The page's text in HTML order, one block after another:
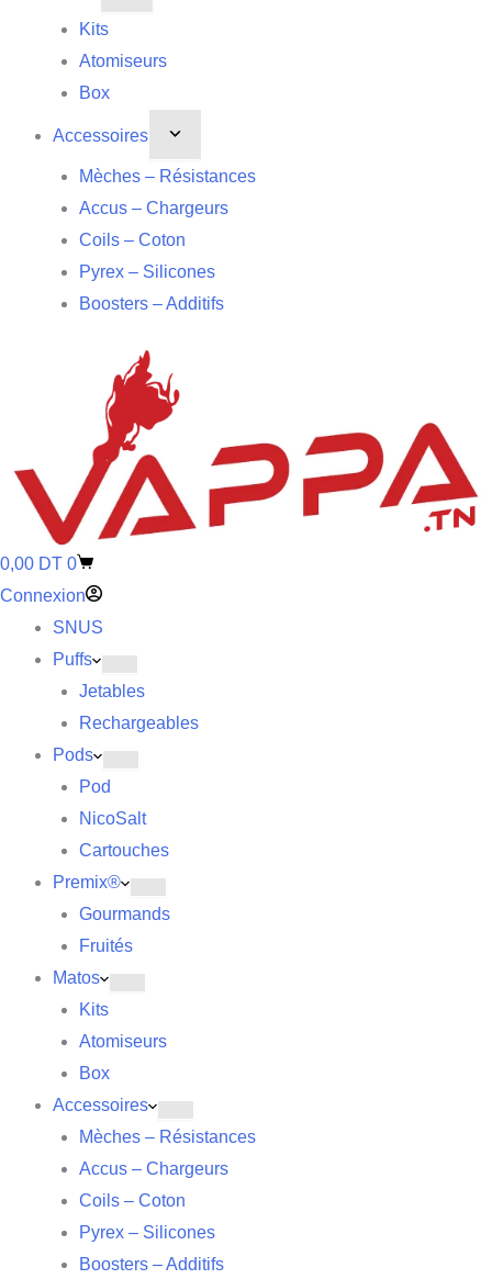
Kits
Atomiseurs
Box
Accessoires
Mèches – Résistances
Accus – Chargeurs
Coils – Coton
Pyrex – Silicones
Boosters – Additifs
0,00 DT 0
Connexion
SNUS
Puffs
Jetables
Rechargeables
Pods
Pod
NicoSalt
Cartouches
Premix®
Gourmands
Fruités
Matos
Kits
Atomiseurs
Box
Accessoires
Mèches – Résistances
Accus – Chargeurs
Coils – Coton
Pyrex – Silicones
Boosters – Additifs